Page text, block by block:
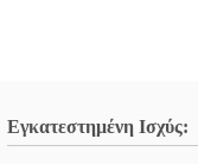
Εγκατεστημένη Ισχύς: